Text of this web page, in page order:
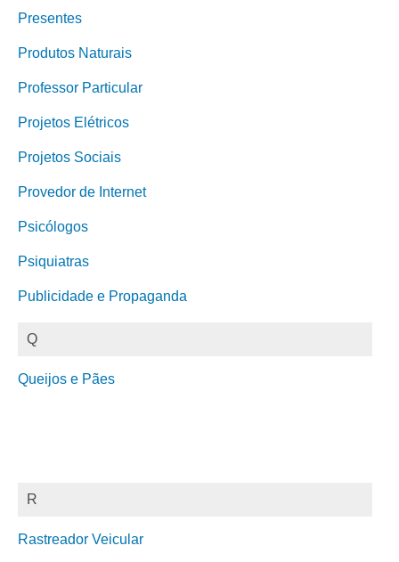
Presentes
Produtos Naturais
Professor Particular
Projetos Elétricos
Projetos Sociais
Provedor de Internet
Psicólogos
Psiquiatras
Publicidade e Propaganda
Q
Queijos e Pães
R
Rastreador Veicular